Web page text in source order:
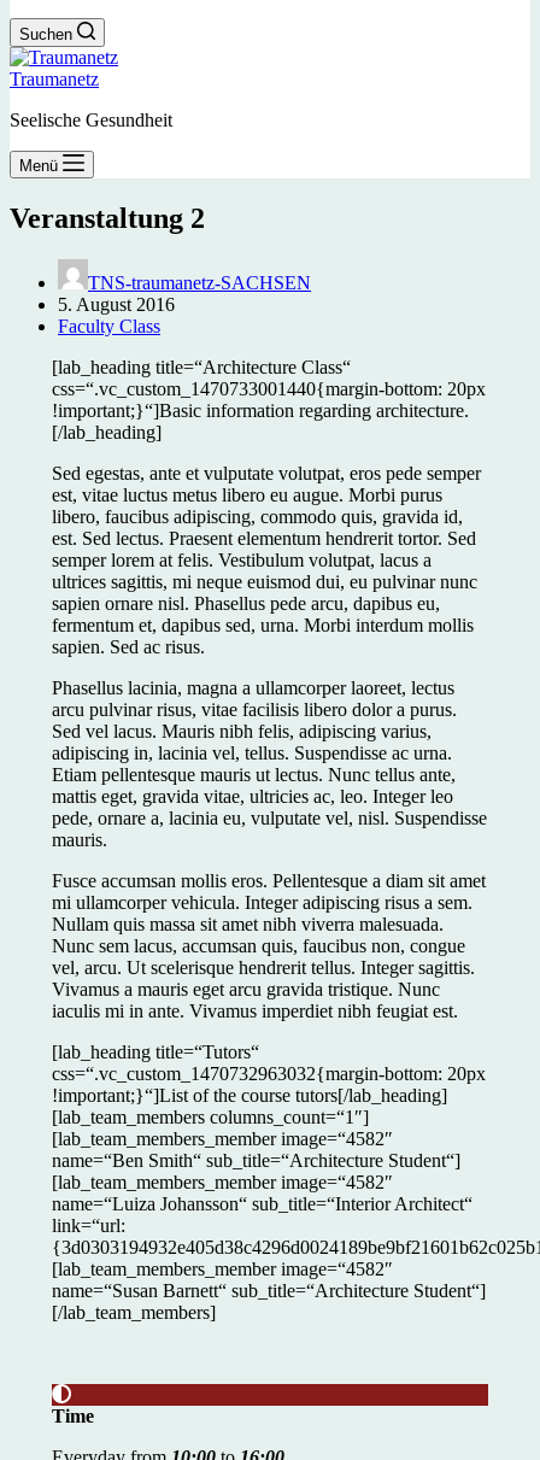
Suchen
Traumanetz
Seelische Gesundheit
Menü
Veranstaltung 2
TNS-traumanetz-SACHSEN
5. August 2016
Faculty Class
[lab_heading title=“Architecture Class“
css=“.vc_custom_1470733001440{margin-bottom: 20px
!important;}“]Basic information regarding architecture.
[/lab_heading]
Sed egestas, ante et vulputate volutpat, eros pede semper
est, vitae luctus metus libero eu augue. Morbi purus
libero, faucibus adipiscing, commodo quis, gravida id,
est. Sed lectus. Praesent elementum hendrerit tortor. Sed
semper lorem at felis. Vestibulum volutpat, lacus a
ultrices sagittis, mi neque euismod dui, eu pulvinar nunc
sapien ornare nisl. Phasellus pede arcu, dapibus eu,
fermentum et, dapibus sed, urna. Morbi interdum mollis
sapien. Sed ac risus.
Phasellus lacinia, magna a ullamcorper laoreet, lectus
arcu pulvinar risus, vitae facilisis libero dolor a purus.
Sed vel lacus. Mauris nibh felis, adipiscing varius,
adipiscing in, lacinia vel, tellus. Suspendisse ac urna.
Etiam pellentesque mauris ut lectus. Nunc tellus ante,
mattis eget, gravida vitae, ultricies ac, leo. Integer leo
pede, ornare a, lacinia eu, vulputate vel, nisl. Suspendisse
mauris.
Fusce accumsan mollis eros. Pellentesque a diam sit amet
mi ullamcorper vehicula. Integer adipiscing risus a sem.
Nullam quis massa sit amet nibh viverra malesuada.
Nunc sem lacus, accumsan quis, faucibus non, congue
vel, arcu. Ut scelerisque hendrerit tellus. Integer sagittis.
Vivamus a mauris eget arcu gravida tristique. Nunc
iaculis mi in ante. Vivamus imperdiet nibh feugiat est.
[lab_heading title=“Tutors“
css=“.vc_custom_1470732963032{margin-bottom: 20px
!important;}“]List of the course tutors[/lab_heading]
[lab_team_members columns_count=“1″]
[lab_team_members_member image=“4582″
name=“Ben Smith“ sub_title=“Architecture Student“]
[lab_team_members_member image=“4582″
name=“Luiza Johansson“ sub_title=“Interior Architect“
link=“url:
[lab_team_members_member image=“4582″
name=“Susan Barnett“ sub_title=“Architecture Student“]
[/lab_team_members]
Time